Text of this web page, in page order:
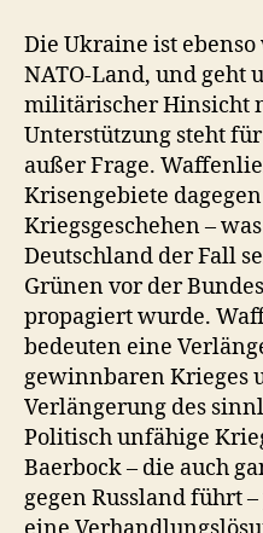
Die Ukraine ist
NATO-Land, und geht
militärischer Hinsicht
Unterstützung steht
außer Frage.
Krisengebiete
Kriegsgeschehen –
Deutschland der Fall
Grünen vor der
propagiert wurde.
bedeuten eine
gewinnbaren Krieges
Verlängerung des
Politisch unfähige
Baerbock – die auch
gegen Russland führt